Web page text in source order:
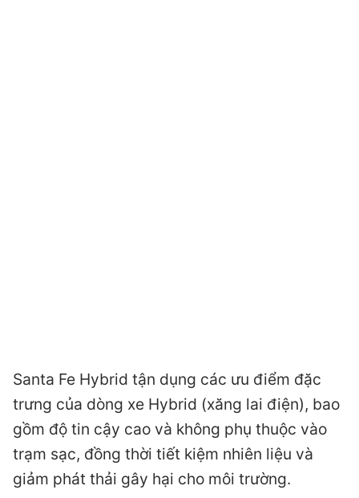
Santa Fe Hybrid tận dụng các ưu điểm đặc
trưng của dòng xe Hybrid (xăng lai điện), bao
gồm độ tin cậy cao và không phụ thuộc vào
trạm sạc, đồng thời tiết kiệm nhiên liệu và
giảm phát thải gây hại cho môi trường.